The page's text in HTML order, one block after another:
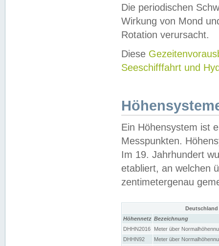
Die periodischen
Wirkung von Mond
Rotation verursacht.
Diese
Seeschifffahrt und
Ein Höhensystem ist
Messpunkten.
Im 19. Jahrhundert
etabliert, an welchen
zentimetergenau
Höhennetz Bezeichnung
DHHN2016
Meter über
DHHN92
Meter über